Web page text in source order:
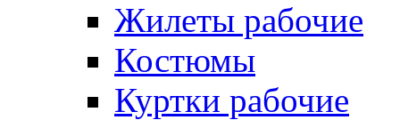
Жилеты рабочие
Костюмы
Куртки рабочие